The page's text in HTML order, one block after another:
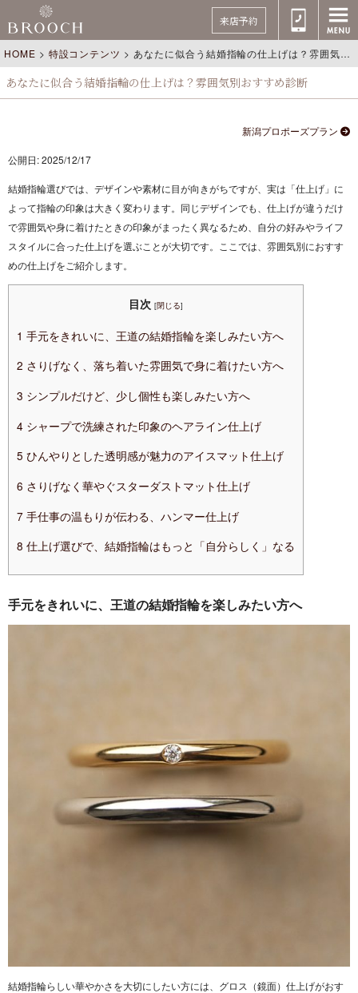
来店予約
HOME > 特設コンテンツ > あなたに似合う結婚指輪の仕上げは？雰囲気別おすすめ診断
あなたに似合う結婚指輪の仕上げは？雰囲気別おすすめ診断
新潟プロポーズプラン
公開日: 2025/12/17
結婚指輪選びでは、デザインや素材に目が向きがちですが、実は「仕上げ」に
よって指輪の印象は大きく変わります。同じデザインでも、仕上げが違うだけ
で雰囲気や身に着けたときの印象がまったく異なるため、自分の好みやライフ
スタイルに合った仕上げを選ぶことが大切です。ここでは、雰囲気別におすす
めの仕上げをご紹介します。
目次 [閉じる]
1 手元をきれいに、王道の結婚指輪を楽しみたい方へ
2 さりげなく、落ち着いた雰囲気で身に着けたい方へ
3 シンプルだけど、少し個性も楽しみたい方へ
4 シャープで洗練された印象のヘアライン仕上げ
5 ひんやりとした透明感が魅力のアイスマット仕上げ
6 さりげなく華やぐスターダストマット仕上げ
7 手仕事の温もりが伝わる、ハンマー仕上げ
8 仕上げ選びで、結婚指輪はもっと「自分らしく」なる
手元をきれいに、王道の結婚指輪を楽しみたい方へ
結婚指輪らしい華やかさを大切にしたい方には、グロス（鏡面）仕上げがおす